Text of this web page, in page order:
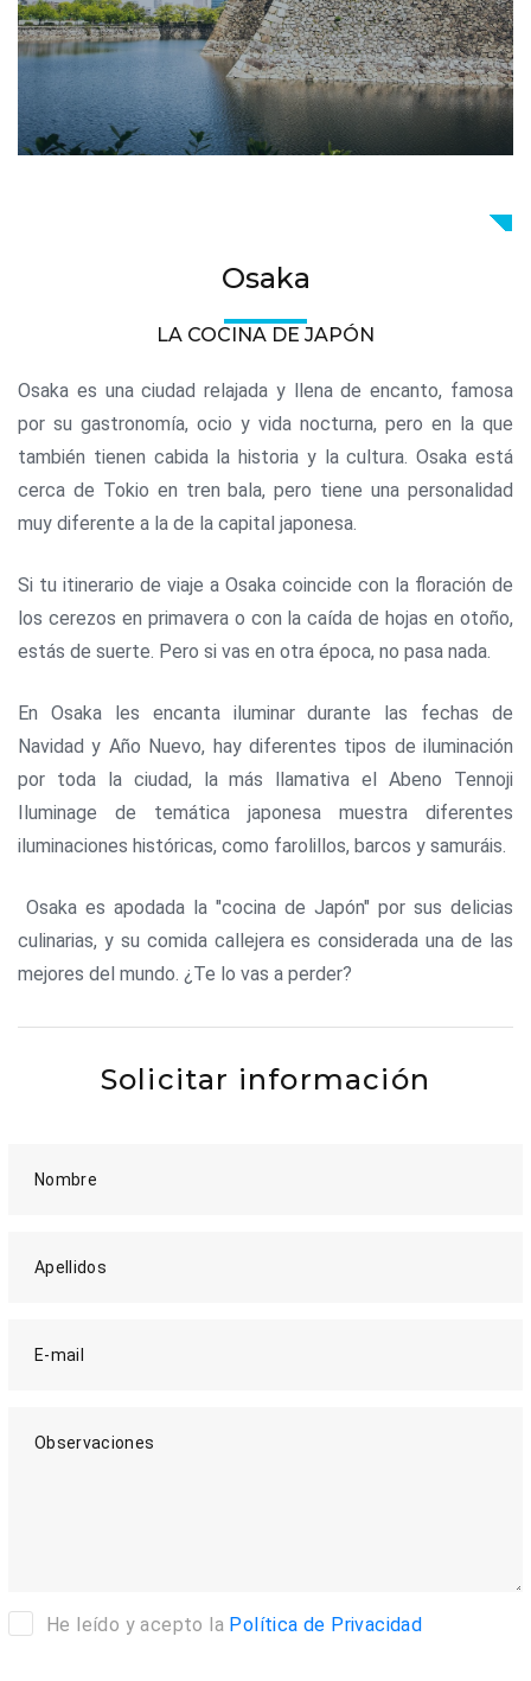
Osaka
LA COCINA DE JAPÓN
Osaka es una ciudad relajada y llena de encanto, famosa
por su gastronomía, ocio y vida nocturna, pero en la que
también tienen cabida la historia y la cultura. Osaka está
cerca de Tokio en tren bala, pero tiene una personalidad
muy diferente a la de la capital japonesa.
Si tu itinerario de viaje a Osaka coincide con la floración de
los cerezos en primavera o con la caída de hojas en otoño,
estás de suerte. Pero si vas en otra época, no pasa nada.
En Osaka les encanta iluminar durante las fechas de
Navidad y Año Nuevo, hay diferentes tipos de iluminación
por toda la ciudad, la más llamativa el Abeno Tennoji
Iluminage de temática japonesa muestra diferentes
iluminaciones históricas, como farolillos, barcos y samuráis.
Osaka es apodada la "cocina de Japón" por sus delicias
culinarias, y su comida callejera es considerada una de las
mejores del mundo. ¿Te lo vas a perder?
Solicitar información
Nombre
Apellidos
E-mail
Observaciones
He leído y acepto la Política de Privacidad